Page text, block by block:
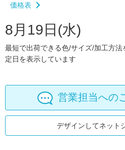
価格表
8月19日(水)
最短で出荷できる色/サイズ/加工方
定日を表示しています
営業担当への
デザインしてネット